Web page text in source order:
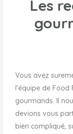
Les
Vous avez
l’équipe de
gourmands. Il
devions vous
bien compliqué,